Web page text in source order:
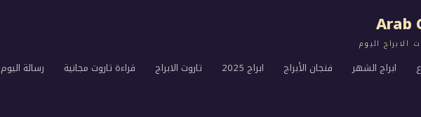
الابراج اليوم
ابراج الشهر فنجان الأبراج ابراج 2025 تاروت الابراج قراءة تاروت مجانية رسالة اليوم